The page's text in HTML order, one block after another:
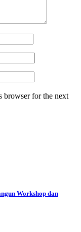
browser for the next
Workshop dan